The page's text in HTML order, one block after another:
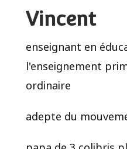
Vincent
enseignant en
l'enseignement
ordinaire
adepte du